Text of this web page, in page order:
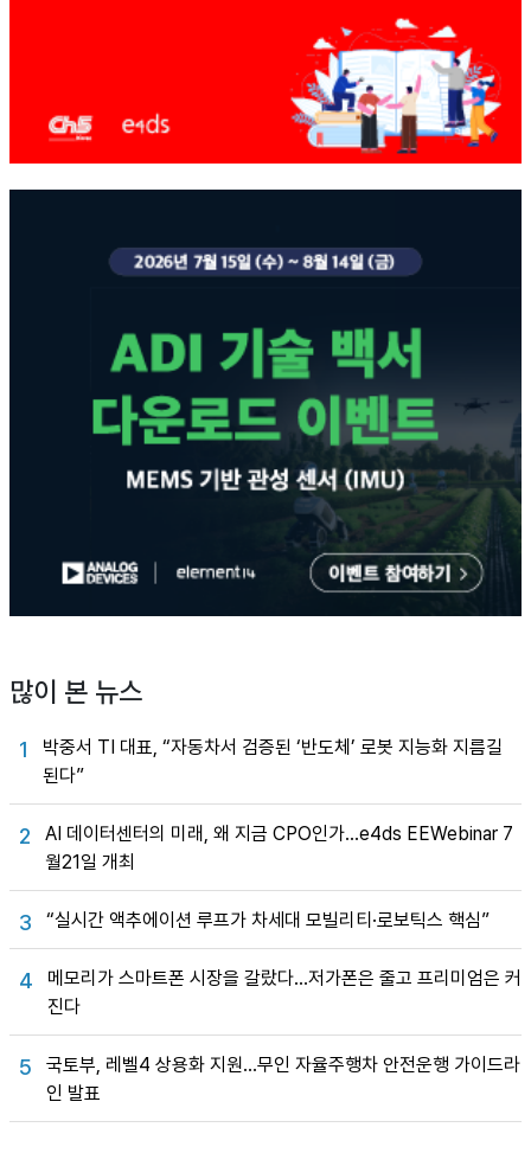
많이 본 뉴스
1
박중서 TI 대표, “자동차서 검증된 ‘반도체’ 로봇 지능화 지름길
된다”
2
AI 데이터센터의 미래, 왜 지금 CPO인가…e4ds EEWebinar 7
월21일 개최
3 “실시간 액추에이션 루프가 차세대 모빌리티·로보틱스 핵심”
4
메모리가 스마트폰 시장을 갈랐다…저가폰은 줄고 프리미엄은 커
진다
5
국토부, 레벨4 상용화 지원…무인 자율주행차 안전운행 가이드라
인 발표